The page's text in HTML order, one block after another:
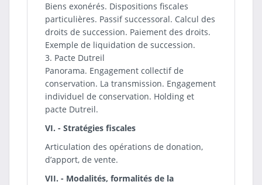
Biens exonérés. Dispositions fiscales
particulières. Passif successoral. Calcul des
droits de succession. Paiement des droits.
Exemple de liquidation de succession.
3. Pacte Dutreil
Panorama. Engagement collectif de
conservation. La transmission. Engagement
individuel de conservation. Holding et
pacte Dutreil.
VI. - Stratégies fiscales
Articulation des opérations de donation,
d’apport, de vente.
VII. - Modalités, formalités de la